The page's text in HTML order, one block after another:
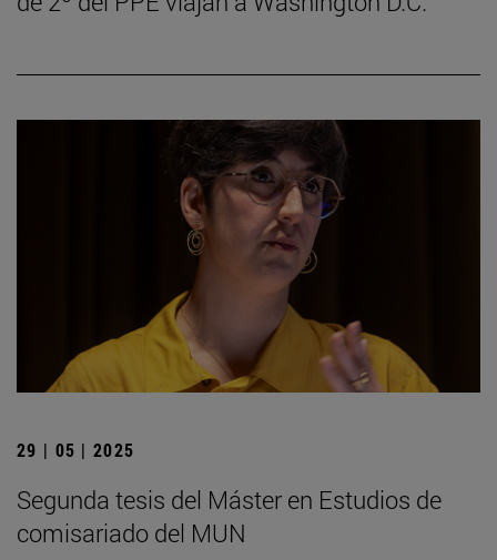
29 | 05 | 2025
Segunda tesis del Máster en Estudios de
comisariado del MUN